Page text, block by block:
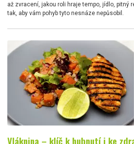
až zvracení, jakou roli hraje tempo, jídlo, pitný
tak, aby vám pohyb tyto nesnáze nepůsobil.
Vláknina – klíč k hubnutí i ke